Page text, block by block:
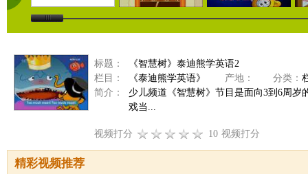
标题：
《智慧树》泰迪熊学英语2
栏目：
《泰迪熊学英语》 产地： 分类：
简介：
少儿频道《智慧树》节目是面向3到6周
戏当...
视频打分 10 视频打分
精彩视频推荐